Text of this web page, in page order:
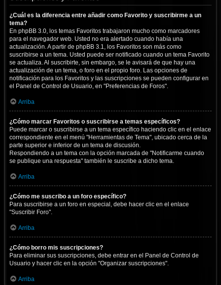
¿Cuál es la diferencia entre añadir como Favorito y suscribirme a un
tema?
En phpBB 3.0, los temas Favoritos trabajaron mucho como marcadores
para el navegador web. Usted no era alertado cuando había una
actualización. A partir de phpBB 3.1, los Favoritos son más como
suscribirse a un tema. Usted puede ser notificado cuando un tema Favorito
se actualiza. Al suscribirte, sin embargo, se le avisará de que hay una
actualización de un tema, o foro en el propio foro. Las opciones de
notificación para los Favoritos y las suscripciones se pueden configurar en
el Panel de Control de Usuario, en "Preferencias de Foros".
Arriba
¿Cómo marcar Favoritos o suscribirse a temas específicos?
Puede marcar o suscribirse a un tema específico haciendo clic en el enlace
correspondiente en el menú "Herramientas de Tema", ubicado cerca de la
parte superior e inferior de un tema de discusión.
Respondiendo a un tema con la opción marcada de "Notificarme cuando
se publique una respuesta" también le suscribe a dicho tema.
Arriba
¿Cómo me suscribo a un foro específico?
Para suscribirse a un foro en especial, debe hacer clic en el enlace
"Suscribir Foro".
Arriba
¿Cómo borro mis suscripciones?
Para eliminar sus suscripciones, debe entrar en el Panel de Control de
Usuario y hacer clic en la opción "Organizar suscripciones".
Arriba